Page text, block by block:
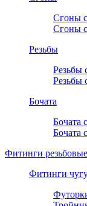
Сгоны
Сгоны
Резьбы
Резьбы
Резьбы
Бочата
Бочата
Бочата
Фитинги резьбовые
Фитинги